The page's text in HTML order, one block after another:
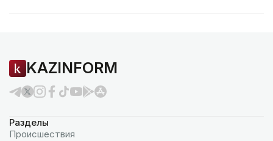
KAZINFORM
Разделы
Происшествия